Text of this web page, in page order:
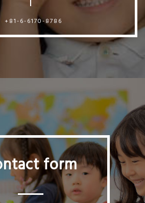
+81-6-6170-8786
form